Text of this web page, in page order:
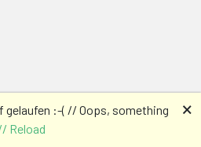
gelaufen :-( // Oops, something
Reload
🗙